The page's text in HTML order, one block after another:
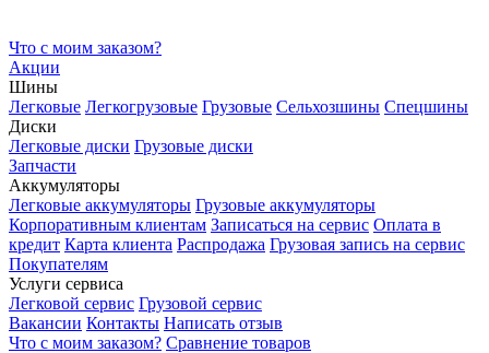
Что с моим заказом?
Акции
Шины
Легковые Легкогрузовые Грузовые Сельхозшины Спецшины
Диски
Легковые диски Грузовые диски
Запчасти
Аккумуляторы
Легковые аккумуляторы Грузовые аккумуляторы
Корпоративным клиентам Записаться на сервис Оплата в
кредит Карта клиента Распродажа Грузовая запись на сервис
Покупателям
Услуги сервиса
Легковой сервис Грузовой сервис
Вакансии Контакты Написать отзыв
Что с моим заказом? Сравнение товаров